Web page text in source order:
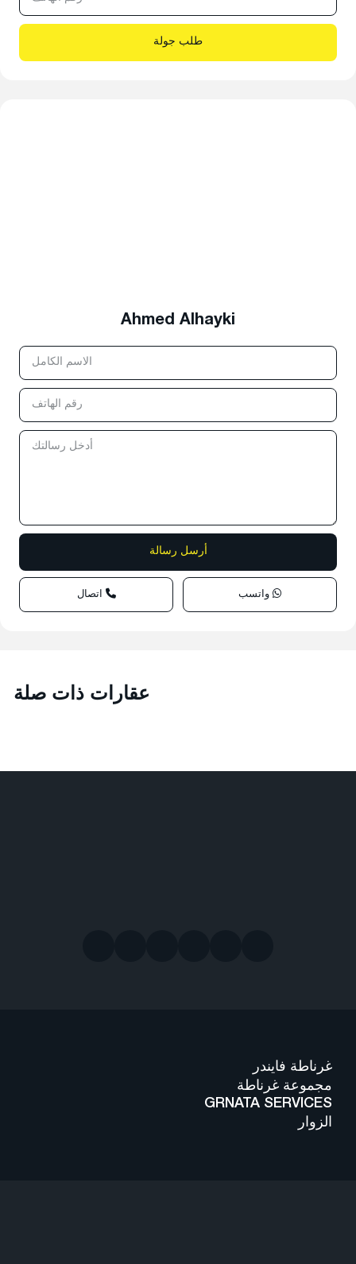
Ahmed Alhayki
واتسب اتصال
عقارات ذات صلة
غرناطة فايندر
مجموعة غرناطة
GRNATA SERVICES
الزوار